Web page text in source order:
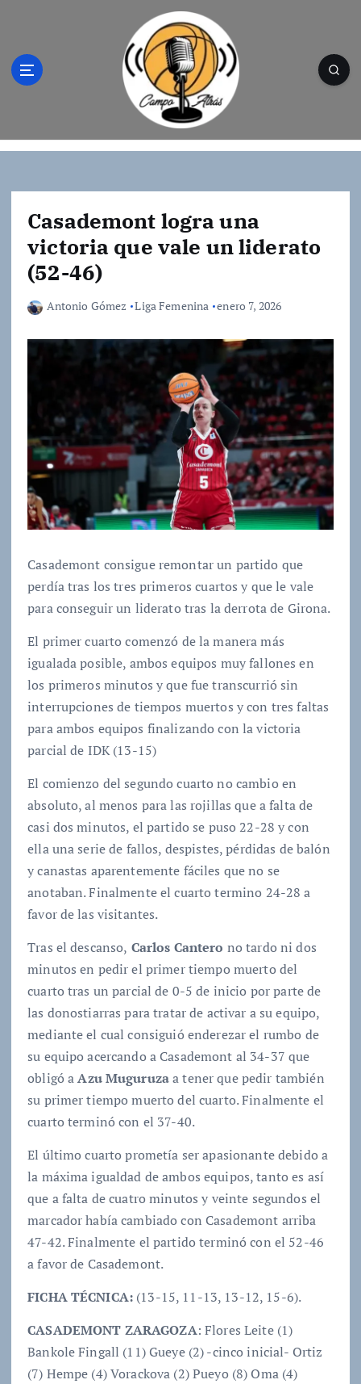
l
Campo Atrás - Tu web de baloncesto donde
mundo de la canasta. Crónicas, noticias,
artículos y fotos del mejor baloncesto
Casademont logra una
victoria que vale un liderato
(52-46)
Antonio Gómez Liga Femenina enero 7, 2026
Casademont consigue remontar un partido que
perdía tras los tres primeros cuartos y que le vale
para conseguir un liderato tras la derrota de Girona.
El primer cuarto comenzó de la manera más
igualada posible, ambos equipos muy fallones en
los primeros minutos y que fue transcurrió sin
interrupciones de tiempos muertos y con tres faltas
para ambos equipos finalizando con la victoria
parcial de IDK (13-15)
El comienzo del segundo cuarto no cambio en
absoluto, al menos para las rojillas que a falta de
casi dos minutos, el partido se puso 22-28 y con
ella una serie de fallos, despistes, pérdidas de balón
y canastas aparentemente fáciles que no se
anotaban. Finalmente el cuarto termino 24-28 a
favor de las visitantes.
Tras el descanso, Carlos Cantero no tardo ni dos
minutos en pedir el primer tiempo muerto del
cuarto tras un parcial de 0-5 de inicio por parte de
las donostiarras para tratar de activar a su equipo,
mediante el cual consiguió enderezar el rumbo de
su equipo acercando a Casademont al 34-37 que
obligó aAzu Muguruzaa tener que pedir también
su primer tiempo muerto del cuarto. Finalmente el
cuarto terminó con el 37-40.
El último cuarto prometía ser apasionante debido a
la máxima igualdad de ambos equipos, tanto es así
que a falta de cuatro minutos y veinte segundos el
marcador había cambiado con Casademont arriba
47-42. Finalmente el partido terminó con el 52-46
a favor de Casademont.
FICHA TÉCNICA: (13-15, 11-13, 13-12, 15-6).
CASADEMONT ZARAGOZA: Flores Leite (1)
Bankole Fingall (11) Gueye (2) -cinco inicial- Ortiz
(7) Hempe (4) Vorackova (2) Pueyo (8) Oma (4)